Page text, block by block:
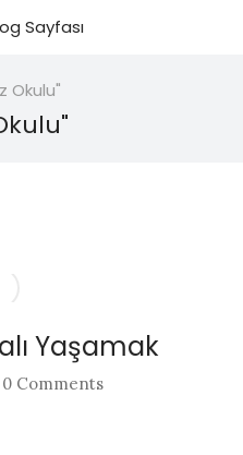
Okulu"
Yaşamak
0 Comments